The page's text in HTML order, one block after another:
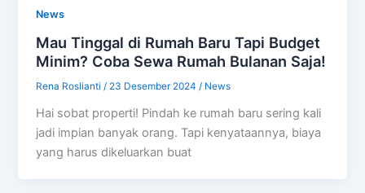
News
Mau Tinggal di Rumah Baru Tapi Budget
Minim? Coba Sewa Rumah Bulanan Saja!
Rena Roslianti / 23 Desember 2024 / News
Hai sobat properti! Pindah ke rumah baru sering kali
jadi impian banyak orang. Tapi kenyataannya, biaya
yang harus dikeluarkan buat